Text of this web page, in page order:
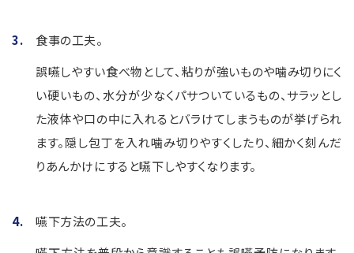
食事の工夫。
誤嚥しやすい食べ物として、粘りが強いものや噛み切りにく
い硬いもの、水分が少なくパサついているもの、サラッとし
た液体や口の中に入れるとバラけてしまうものが挙げられ
ます。隠し包丁を入れ噛み切りやすくしたり、細かく刻んだ
りあんかけにすると嚥下しやすくなります。
嚥下方法の工夫。